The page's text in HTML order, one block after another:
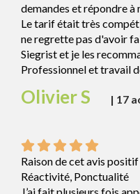
demandes et répondre à
Le tarif était très
ne regrette pas d'avoir
Siegrist et je les
Professionnel et travail
Olivier S | 17
Raison de cet avis
Réactivité, Ponctualité
J’ai fait plusieurs fois